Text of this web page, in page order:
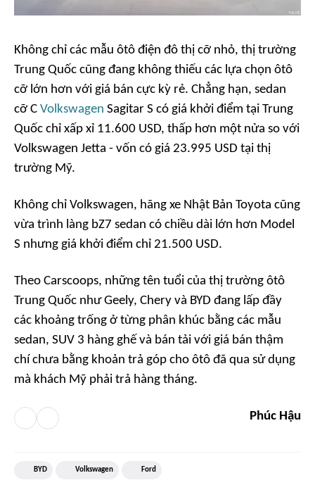
Không chỉ các mẫu ôtô điện đô thị cỡ nhỏ, thị trường
Trung Quốc cũng đang không thiếu các lựa chọn ôtô
cỡ lớn hơn với giá bán cực kỳ rẻ. Chẳng hạn, sedan
cỡ C Volkswagen Sagitar S có giá khởi điểm tại Trung
Quốc chỉ xấp xỉ 11.600 USD, thấp hơn một nửa so với
Volkswagen Jetta - vốn có giá 23.995 USD tại thị
trường Mỹ.
Không chỉ Volkswagen, hãng xe Nhật Bản Toyota cũng
vừa trình làng bZ7 sedan có chiều dài lớn hơn Model
S nhưng giá khởi điểm chỉ 21.500 USD.
Theo Carscoops, những tên tuổi của thị trường ôtô
Trung Quốc như Geely, Chery và BYD đang lấp đầy
các khoảng trống ở từng phân khúc bằng các mẫu
sedan, SUV 3 hàng ghế và bán tải với giá bán thậm
chí chưa bằng khoản trả góp cho ôtô đã qua sử dụng
mà khách Mỹ phải trả hàng tháng.
Phúc Hậu
BYD Volkswagen Ford